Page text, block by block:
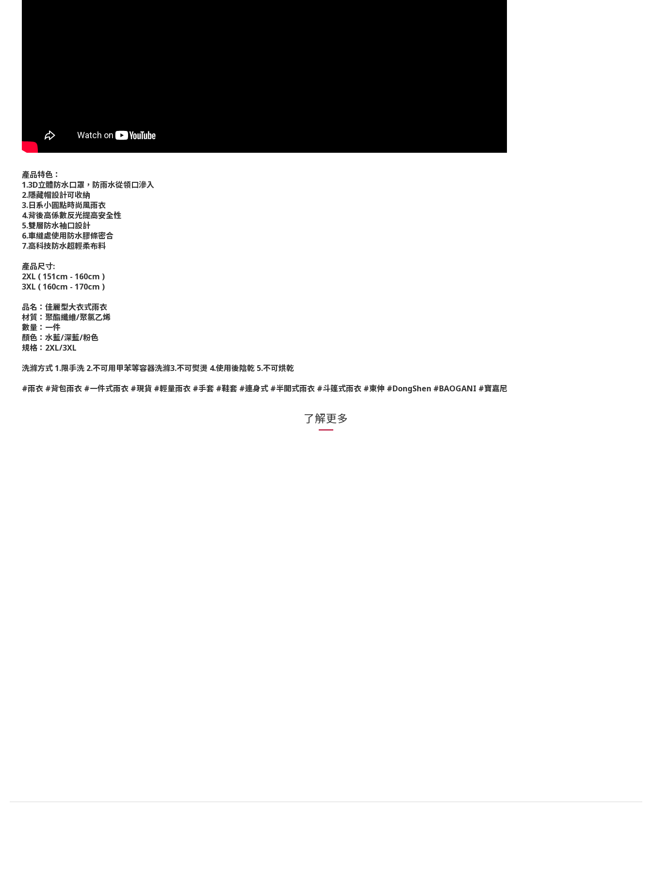
產品特色：
1.3D立體防水口罩，防雨水從領口滲入
2.隱藏帽設計可收納
3.日系小圓點時尚風雨衣
4.背後高係數反光提高安全性
5.雙層防水袖口設計
6.車縫處使用防水膠條密合
7.高科技防水超輕柔布料
產品尺寸:
2XL ( 151cm - 160cm )
3XL ( 160cm - 170cm )
品名：佳麗型大衣式雨衣
材質：聚酯纖維/聚氯乙烯
數量：一件
顏色：水藍/深藍/粉色
規格： 2XL/3XL
洗滌方式 1.限手洗 2.不可用甲苯等容器洗滌3.不可熨燙 4.使用後陰乾 5.不可烘乾
#雨衣 #背包雨衣 #一件式雨衣 #現貨 #輕量雨衣 #手套 #鞋套 #連身式 #半開式雨衣 #斗篷式雨衣 #東伸 #DongShen #BAOGANI #寶嘉尼
了解更多